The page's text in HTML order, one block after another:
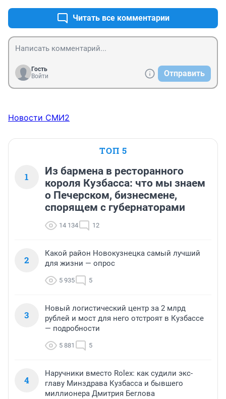
Читать все комментарии
Гость
Войти
Отправить
Новости СМИ2
ТОП 5
1
Из бармена в ресторанного
короля Кузбасса: что мы знаем
о Печерском, бизнесмене,
спорящем с губернаторами
14 134 12
2
Какой район Новокузнецка самый лучший
для жизни — опрос
5 935 5
3
Новый логистический центр за 2 млрд
рублей и мост для него отстроят в Кузбассе
— подробности
5 881 5
4
Наручники вместо Rolex: как судили экс-
главу Минздрава Кузбасса и бывшего
миллионера Дмитрия Беглова